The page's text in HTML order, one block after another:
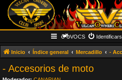
VOCS
Inicio Índice general Mercadillo -
- Accesorios de moto